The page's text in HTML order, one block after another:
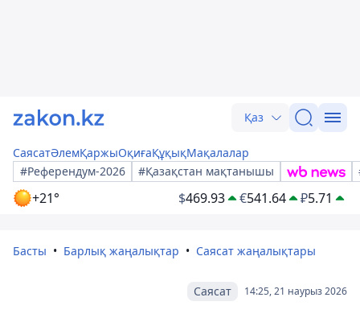
Қаз
СаясатӘлемҚаржыОқиғаҚұқықМақалалар
#Референдум-2026
#Қазақстан мақтанышы
+21° $469.93 €541.64 ₽5.71
Басты Барлық жаңалықтар Саясат жаңалықтары
14:25, 21 наурыз 2026
Саясат